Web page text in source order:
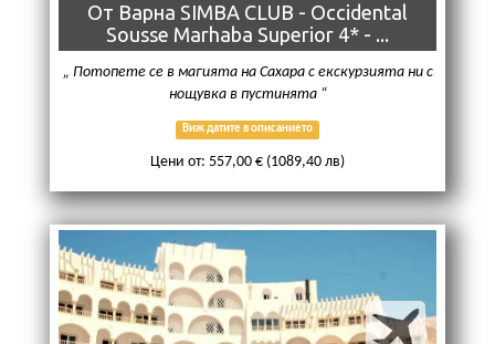
От Варна SIMBA CLUB - Occidental
Sousse Marhaba Superior 4* - ...
Потопете се в магията на Сахара с екскурзията ни с
нощувка в пустинята
Виж датите в описанието
Цени от: 557,00 € (1089,40 лв)